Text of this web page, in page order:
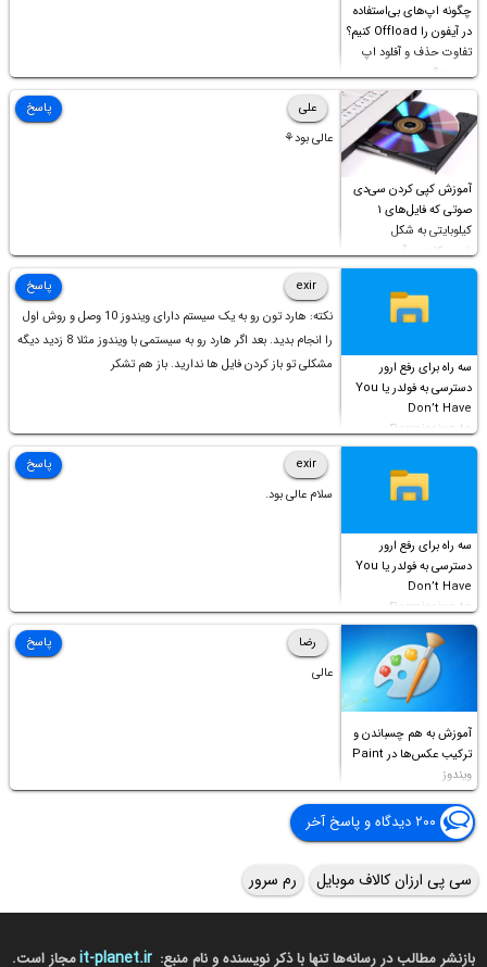
چگونه اپ‌های بی‌استفاده
در آیفون را Offload کنیم؟
تفاوت حذف و آفلود اپ
چیست؟
آموزش کپی کردن سی‌دی
صوتی که فایل‌های ۱
کیلوبایتی به شکل
شورت‌کات در آن موجود
است!
علی
عالی بود⚘
پاسخ
سه راه برای رفع ارور
دسترسی به فولدر یا You
Don’t Have
Permission to
Access this folder
exir
نکته: هارد تون رو به یک سیستم دارای ویندوز 10 وصل و روش اول
را انجام بدید. بعد اگر هارد رو به سیستمی با ویندوز مثلا 8 زدید دیگه
مشکلی تو باز کردن فایل ها ندارید. باز هم تشکر
پاسخ
سه راه برای رفع ارور
دسترسی به فولدر یا You
Don’t Have
Permission to
Access this folder
exir
سلام عالی بود.
پاسخ
آموزش به هم چسباندن و
ترکیب عکس‌ها در Paint
ویندوز
رضا
عالی
پاسخ
۲۰۰ دیدگاه و پاسخ آخر
سی پی ارزان کالاف موبایل رم سرور
بازنشر مطالب در رسانه‌ها تنها با ذکر نویسنده و نام منبع: it-planet.irمجاز است.